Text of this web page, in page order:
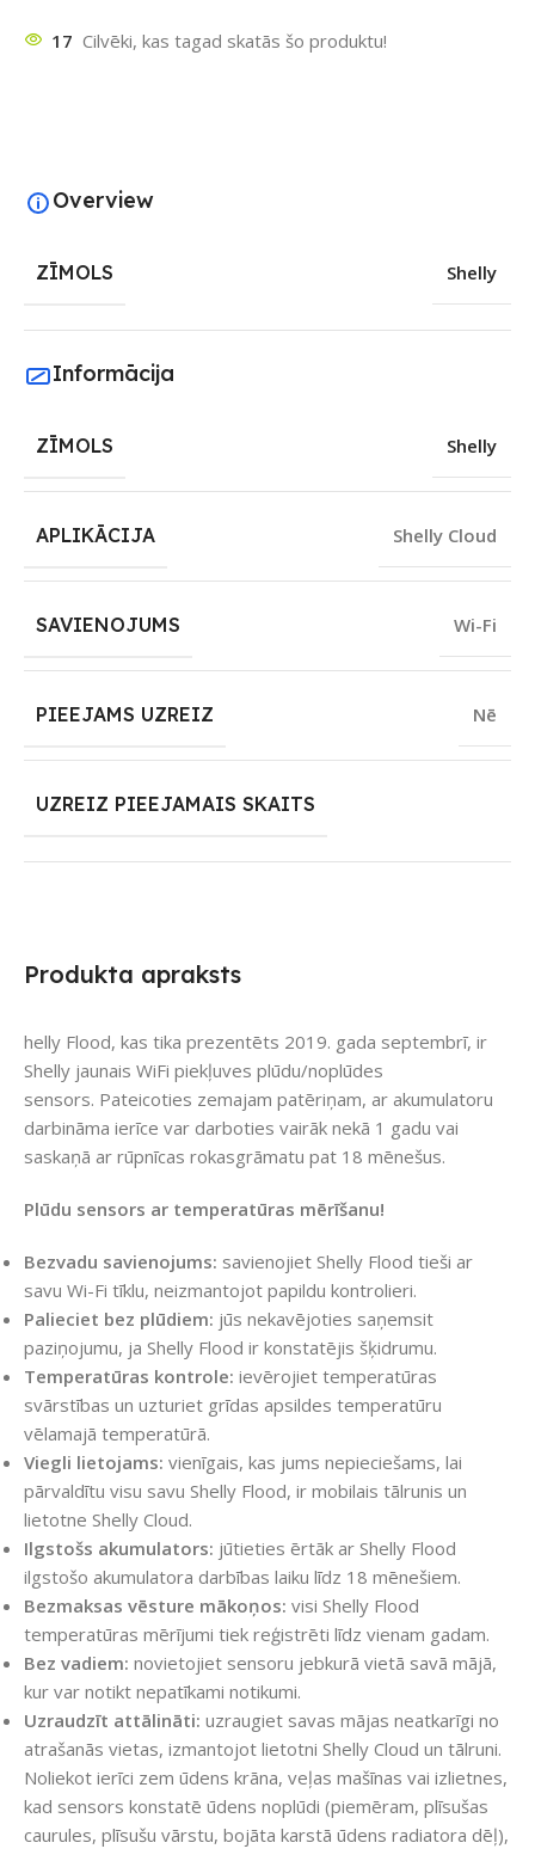
17 Cilvēki, kas tagad skatās šo produktu!
Produkta apraksts
helly Flood, kas tika prezentēts 2019. gada septembrī, ir
Shelly jaunais WiFi piekļuves plūdu/noplūdes
sensors. Pateicoties zemajam patēriņam, ar akumulatoru
darbināma ierīce var darboties vairāk nekā 1 gadu vai
saskaņā ar rūpnīcas rokasgrāmatu pat 18 mēnešus.
Plūdu sensors ar temperatūras mērīšanu!
Bezvadu savienojums: savienojiet Shelly Flood tieši ar
savu Wi-Fi tīklu, neizmantojot papildu kontrolieri.
Palieciet bez plūdiem: jūs nekavējoties saņemsit
paziņojumu, ja Shelly Flood ir konstatējis šķidrumu.
Temperatūras kontrole: ievērojiet temperatūras
svārstības un uzturiet grīdas apsildes temperatūru
vēlamajā temperatūrā.
Viegli lietojams: vienīgais, kas jums nepieciešams, lai
pārvaldītu visu savu Shelly Flood, ir mobilais tālrunis un
lietotne Shelly Cloud.
Ilgstošs akumulators: jūtieties ērtāk ar Shelly Flood
ilgstošo akumulatora darbības laiku līdz 18 mēnešiem.
Bezmaksas vēsture mākoņos: visi Shelly Flood
temperatūras mērījumi tiek reģistrēti līdz vienam gadam.
Bez vadiem: novietojiet sensoru jebkurā vietā savā mājā,
kur var notikt nepatīkami notikumi.
Uzraudzīt attālināti: uzraugiet savas mājas neatkarīgi no
atrašanās vietas, izmantojot lietotni Shelly Cloud un tālruni.
Noliekot ierīci zem ūdens krāna, veļas mašīnas vai izlietnes,
kad sensors konstatē ūdens noplūdi (piemēram, plīsušas
caurules, plīsušu vārstu, bojāta karstā ūdens radiatora dēļ),
Overview
ZĪMOLS Shelly
Informācija
ZĪMOLS Shelly
APLIKĀCIJA Shelly Cloud
SAVIENOJUMS Wi-Fi
PIEEJAMS UZREIZ Nē
UZREIZ PIEEJAMAIS SKAITS